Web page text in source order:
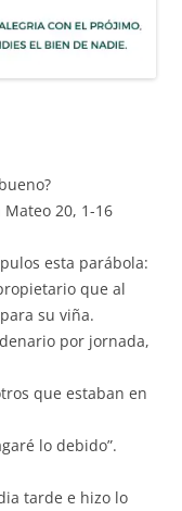
20, 1-16
esta parábola:
que al
su viña.
por jornada,
que estaban en
lo debido”.
tarde e hizo lo